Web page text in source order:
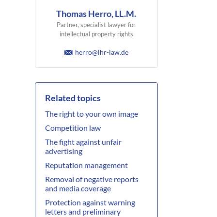
Thomas Herro, LL.M.
Partner, specialist lawyer for
intellectual property rights
herro@lhr-law.de
Related topics
The right to your own image
Competition law
The fight against unfair
advertising
Reputation management
Removal of negative reports
and media coverage
Protection against warning
letters and preliminary